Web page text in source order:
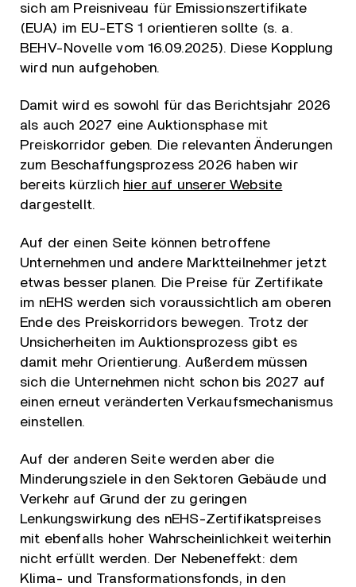
sich am Preisniveau für Emissionszertifikate
(EUA) im EU-ETS 1 orientieren sollte (s. a.
BEHV-Novelle vom 16.09.2025). Diese Kopplung
wird nun aufgehoben.
Damit wird es sowohl für das Berichtsjahr 2026
als auch 2027 eine Auktionsphase mit
Preiskorridor geben. Die relevanten Änderungen
zum Beschaffungsprozess 2026 haben wir
bereits kürzlich hier auf unserer Website
dargestellt.
Auf der einen Seite können betroffene
Unternehmen und andere Marktteilnehmer jetzt
etwas besser planen. Die Preise für Zertifikate
im nEHS werden sich voraussichtlich am oberen
Ende des Preiskorridors bewegen. Trotz der
Unsicherheiten im Auktionsprozess gibt es
damit mehr Orientierung. Außerdem müssen
sich die Unternehmen nicht schon bis 2027 auf
einen erneut veränderten Verkaufsmechanismus
einstellen.
Auf der anderen Seite werden aber die
Minderungsziele in den Sektoren Gebäude und
Verkehr auf Grund der zu geringen
Lenkungswirkung des nEHS-Zertifikatspreises
mit ebenfalls hoher Wahrscheinlichkeit weiterhin
nicht erfüllt werden. Der Nebeneffekt: dem
Klima- und Transformationsfonds, in den